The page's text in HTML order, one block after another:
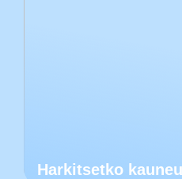
Harkitsetko